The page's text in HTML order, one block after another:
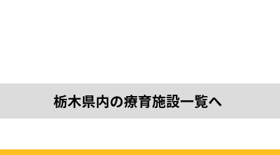
栃木県内の療育施設一覧へ